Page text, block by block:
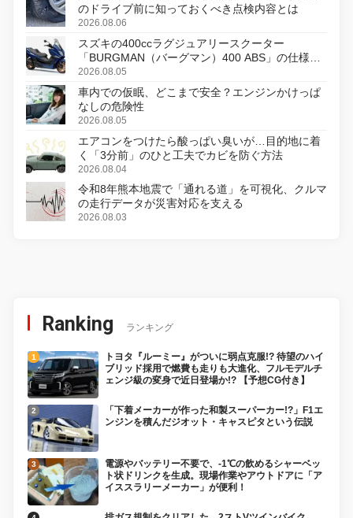
のドライブ前に知っておくべき点検内容とは
2026.08.06
スズキの400ccラグジュアリースクーター
「BURGMAN（バーグマン）400 ABS」の仕様を
変更し、8月18日に発売
2026.08.05
車内での仮眠、どこまで安全？エンジンかけっぱ
なしの危険性
2026.08.05
エアコンをつけたら酸っぱい臭いが…目的地に着
く「3分前」のひと工夫でカビを防ぐ方法
2026.08.04
令和8年熊本地震で「通れる道」を可視化、クルマ
の走行データが災害対応を支える
2026.08.03
Ranking ランキング
トヨタ『ルーミー』がついに弱点克服!? 待望のハイ
ブリッド採用で燃費も走りも大進化、フルモデルチ
ェンジ級の変身で近日登場か!? 【予想CG付き】
「下着メーカーが作った和製スーパーカー!?」F1エ
ンジンを積んだジオット・キャスピタという伝説
電源やバッテリー不要で、-1℃の飲めるシャーベッ
ト状ドリンクを生成。現場作業やアウトドアに「ア
イススラリーメーカー」が便利！